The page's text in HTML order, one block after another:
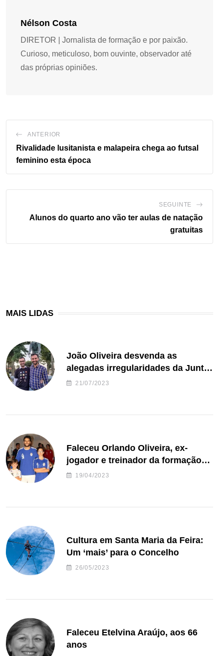
Nélson Costa
DIRETOR | Jornalista de formação e por paixão.
Curioso, meticuloso, bom ouvinte, observador até
das próprias opiniões.
ANTERIOR
Rivalidade lusitanista e malapeira chega ao futsal
feminino esta época
SEGUINTE
Alunos do quarto ano vão ter aulas de natação
gratuitas
MAIS LIDAS
João Oliveira desvenda as
alegadas irregularidades da Junta
de Freguesia S. João de Ver
21/07/2023
Faleceu Orlando Oliveira, ex-
jogador e treinador da formação
de andebol do Feirense
19/04/2023
Cultura em Santa Maria da Feira:
Um ‘mais’ para o Concelho
26/05/2023
Faleceu Etelvina Araújo, aos 66
anos